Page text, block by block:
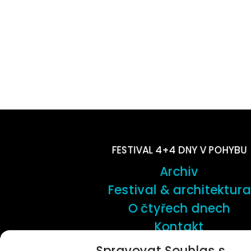
FESTIVAL 4+4 DNY V POHYBU
Archiv
Festival & architektura
O čtyřech dnech
Kontakt